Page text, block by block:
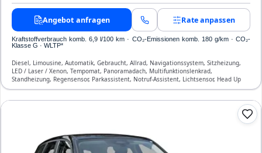
Angebot anfragen Rate anpassen
Kraftstoffverbrauch komb. 6,9 l/100 km · CO₂-Emissionen komb. 180 g/km · CO₂-
Klasse G · WLTP*
Diesel, Limousine, Automatik, Gebraucht, Allrad, Navigationssystem, Sitzheizung,
LED / Laser / Xenon, Tempomat, Panoramadach, Multifunktionslenkrad,
Standheizung, Regensensor, Parkassistent, Notruf-Assistent, Lichtsensor, Head Up
Display, Start/Stopp-Automatik, Bluetooth, Freisprecheinrichtung, Verkehrszeichen-